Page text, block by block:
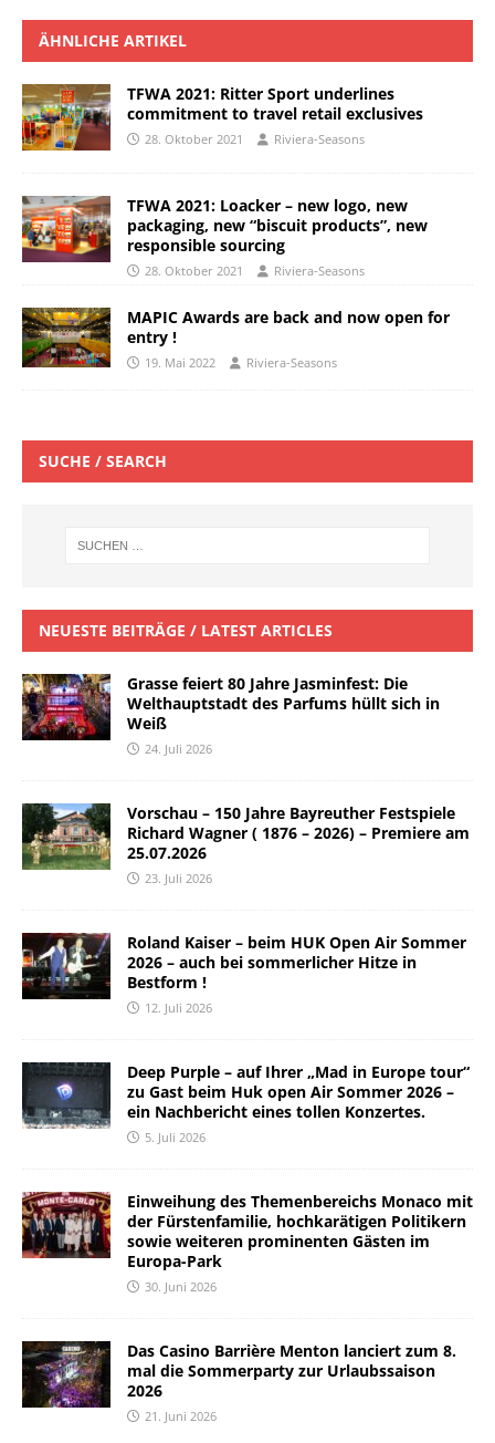
ÄHNLICHE ARTIKEL
TFWA 2021: Ritter Sport underlines
commitment to travel retail exclusives
28. Oktober 2021 Riviera-Seasons
TFWA 2021: Loacker – new logo, new
packaging, new “biscuit products”, new
responsible sourcing
28. Oktober 2021 Riviera-Seasons
MAPIC Awards are back and now open for
entry !
19. Mai 2022 Riviera-Seasons
SUCHE / SEARCH
NEUESTE BEITRÄGE / LATEST ARTICLES
Grasse feiert 80 Jahre Jasminfest: Die
Welthauptstadt des Parfums hüllt sich in
Weiß
24. Juli 2026
Vorschau – 150 Jahre Bayreuther Festspiele
Richard Wagner ( 1876 – 2026) – Premiere am
25.07.2026
23. Juli 2026
Roland Kaiser – beim HUK Open Air Sommer
2026 – auch bei sommerlicher Hitze in
Bestform !
12. Juli 2026
Deep Purple – auf Ihrer „Mad in Europe tour“
zu Gast beim Huk open Air Sommer 2026 –
ein Nachbericht eines tollen Konzertes.
5. Juli 2026
Einweihung des Themenbereichs Monaco mit
der Fürstenfamilie, hochkarätigen Politikern
sowie weiteren prominenten Gästen im
Europa-Park
30. Juni 2026
Das Casino Barrière Menton lanciert zum 8.
mal die Sommerparty zur Urlaubssaison
2026
21. Juni 2026